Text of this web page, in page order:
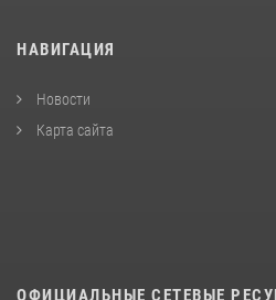
НАВИГАЦИЯ
Новости
Карта сайта
ОФИЦИАЛЬНЫЕ СЕТЕВЫЕ